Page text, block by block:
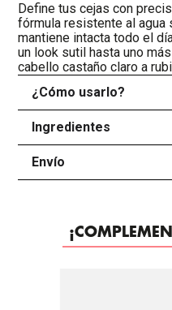
Define tus cejas con
fórmula resistente al
mantiene intacta todo el
un look sutil hasta uno
cabello castaño claro a
¿Cómo usarlo?
Ingredientes
Envío